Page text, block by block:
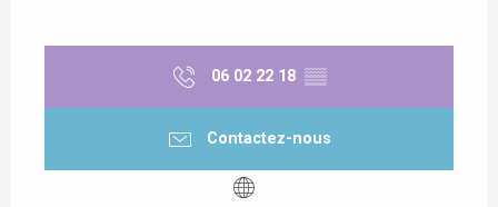
06 02 22 18 ▒▒
Contactez-nous